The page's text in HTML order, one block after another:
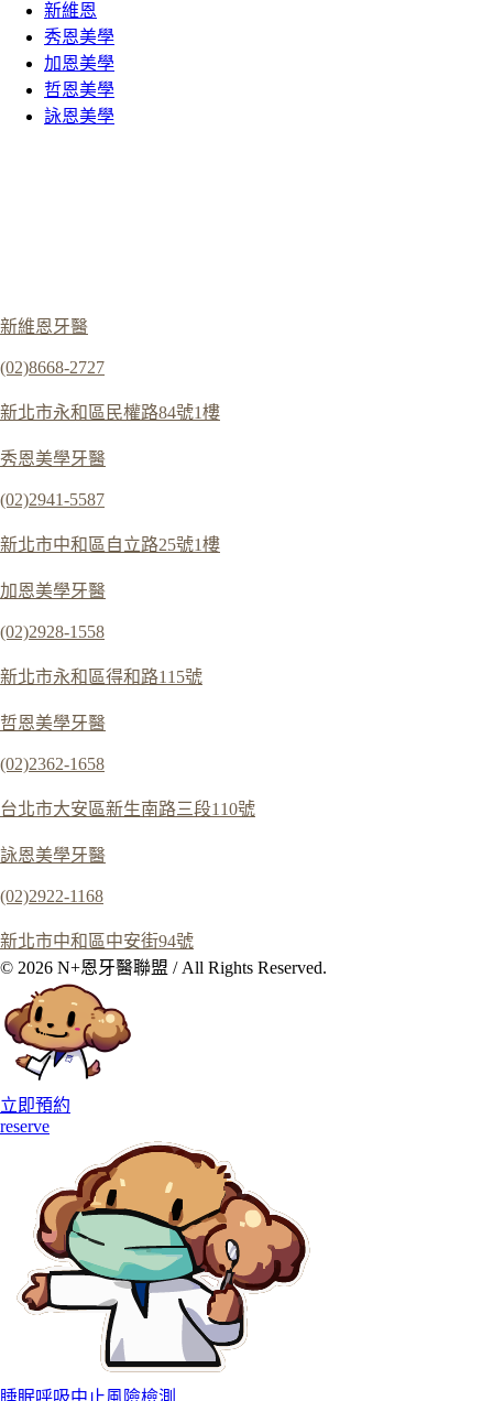
新維恩
秀恩美學
加恩美學
哲恩美學
詠恩美學
新維恩牙醫
(02)8668-2727
新北市永和區民權路84號1樓
秀恩美學牙醫
(02)2941-5587
新北市中和區自立路25號1樓
加恩美學牙醫
(02)2928-1558
新北市永和區得和路115號
哲恩美學牙醫
(02)2362-1658
台北市大安區新生南路三段110號
詠恩美學牙醫
(02)2922-1168
新北市中和區中安街94號
© 2026 N+恩牙醫聯盟 / All Rights Reserved.
立即預約
reserve
睡眠呼吸中止風險檢測